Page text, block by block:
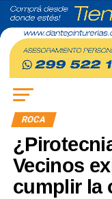
ROCA
Vecinos
cumplir la